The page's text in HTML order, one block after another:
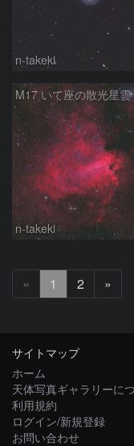
n-takeki
M17 いて座の散光星雲
n-takeki
« 1 2 »
へ
サイトマップ
ホーム
天体写真ギャラリーに
利用規約
ログイン/新規登録
お問い合わせ